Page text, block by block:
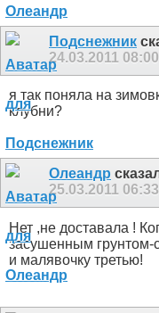
Подснежник
24.03.2011 08:00
я так поняла на
клубни?
Олеандр
25.03.2011 06:33
Нет ,не доставала !
засушенным грунтом-
и малявочку третью!